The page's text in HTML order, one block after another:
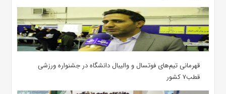
قهرمانی تیم‌های فوتسال و والیبال دانشگاه در جشنواره ورزشی
قطب۷ کشور